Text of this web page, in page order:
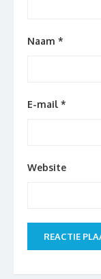
Naam *
E-mail *
Website